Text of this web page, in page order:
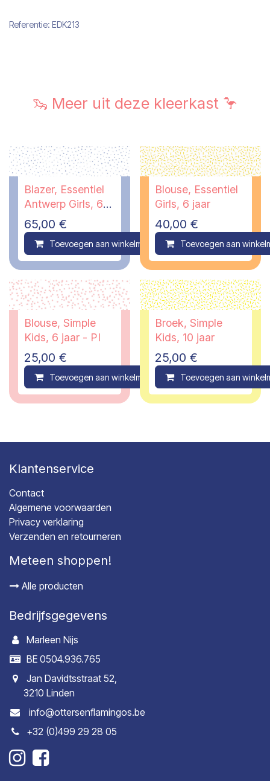
Referentie: EDK213
🦦 Meer uit deze kleerkast 🦩
Blazer, Essentiel
Antwerp Girls, 6
jaar
65,00 €
Toevoegen aan winkelmandje Compare
Blouse, Essentiel
Girls, 6 jaar
40,00 €
Toevoegen aan
Blouse, Simple
Kids, 6 jaar - PI
25,00 €
Toevoegen aan winkelmandje Compare
Broek, Simple
Kids, 10 jaar
25,00 €
Toevoegen aan
Klantenservice
Contact
Algemene voorwaarden
Privacy verklaring
Verzenden en retourneren
Meteen shoppen!
Alle producten
Bedrijfsgegevens
Marleen Nijs
BE 0504.936.765
Jan Davidtsstraat 52,
3210 Linden
info@ottersenflamingos.be
+32 (0)499 29 28 05